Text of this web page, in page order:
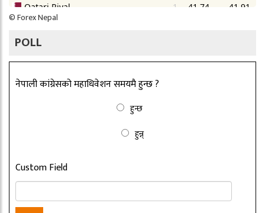
©Forex Nepal
POLL
नेपाली कांग्रेसको महाधिवेशन समयमै हुन्छ ?
हुन्छ
हुन्न्
Custom Field